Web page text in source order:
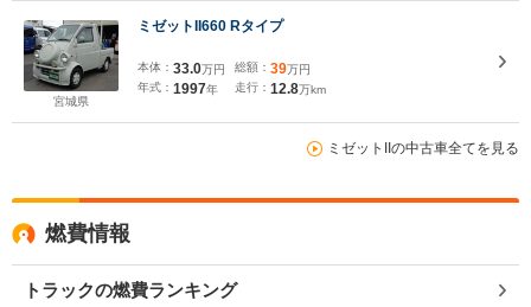
宮城県
ミゼットII660 Rタイプ
本体： 33.0万円
年式： 1997年
総額： 39万円
走行： 12.8万km
ミゼットIIの中古車全てを見る
燃費情報
トラックの燃費ランキング